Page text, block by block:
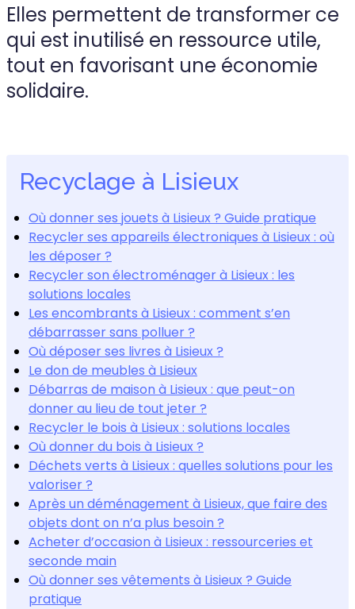
Elles permettent de transformer ce
qui est inutilisé en ressource utile,
tout en favorisant une économie
solidaire.
Recyclage à Lisieux
Où donner ses jouets à Lisieux ? Guide pratique
Recycler ses appareils électroniques à Lisieux : où
les déposer ?
Recycler son électroménager à Lisieux : les
solutions locales
Les encombrants à Lisieux : comment s’en
débarrasser sans polluer ?
Où déposer ses livres à Lisieux ?
Le don de meubles à Lisieux
Débarras de maison à Lisieux : que peut-on
donner au lieu de tout jeter ?
Recycler le bois à Lisieux : solutions locales
Où donner du bois à Lisieux ?
Déchets verts à Lisieux : quelles solutions pour les
valoriser ?
Après un déménagement à Lisieux, que faire des
objets dont on n’a plus besoin ?
Acheter d’occasion à Lisieux : ressourceries et
seconde main
Où donner ses vêtements à Lisieux ? Guide
pratique